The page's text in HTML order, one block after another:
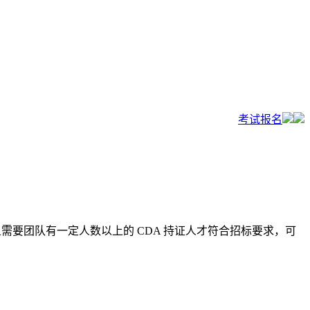
考试报名
要团队有一定人数以上的 CDA 持证人才符合招标要求，可